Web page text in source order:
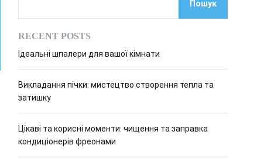
в
р
е
и
Пошук
RECENT POSTS
Ідеальні шпалери для вашої кімнати
Викладання пічки: мистецтво створення тепла та
затишку
Цікаві та корисні моменти: чищення та заправка
кондиціонерів фреонами